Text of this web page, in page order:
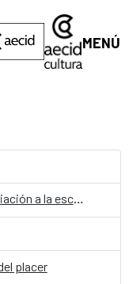
MENÚ
Escribir desde el latido: Taller de iniciación a la escritura teatral
placer